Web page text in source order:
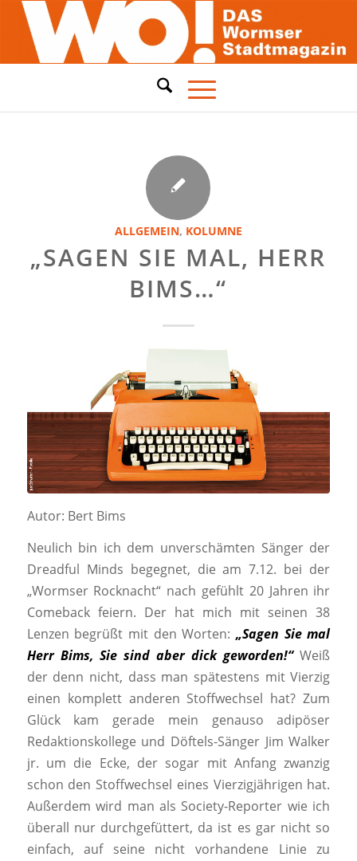
ALLGEMEIN, KOLUMNE
„SAGEN SIE MAL, HERR
BIMS…“
Autor: Bert Bims
Neulich bin ich dem unverschämten Sänger der
Dreadful Minds begegnet, die am 7.12. bei der
„Wormser Rocknacht“ nach gefühlt 20 Jahren ihr
Comeback feiern. Der hat mich mit seinen 38
Lenzen begrüßt mit den Worten:„Sagen Sie mal
Herr Bims, Sie sind aber dick geworden!“Weiß
der denn nicht, dass man spätestens mit Vierzig
einen komplett anderen Stoffwechsel hat? Zum
Glück kam gerade mein genauso adipöser
Redaktionskollege und Döftels-Sänger Jim Walker
jr. um die Ecke, der sogar mit Anfang zwanzig
schon den Stoffwechsel eines Vierzigjährigen hat.
Außerdem wird man als Society-Reporter wie ich
überall nur durchgefüttert, da ist es gar nicht so
einfach, auf seine nicht vorhandene Linie zu